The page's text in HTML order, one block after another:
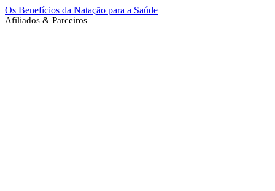
Os Benefícios da Natação para a Saúde
Afiliados & Parceiros